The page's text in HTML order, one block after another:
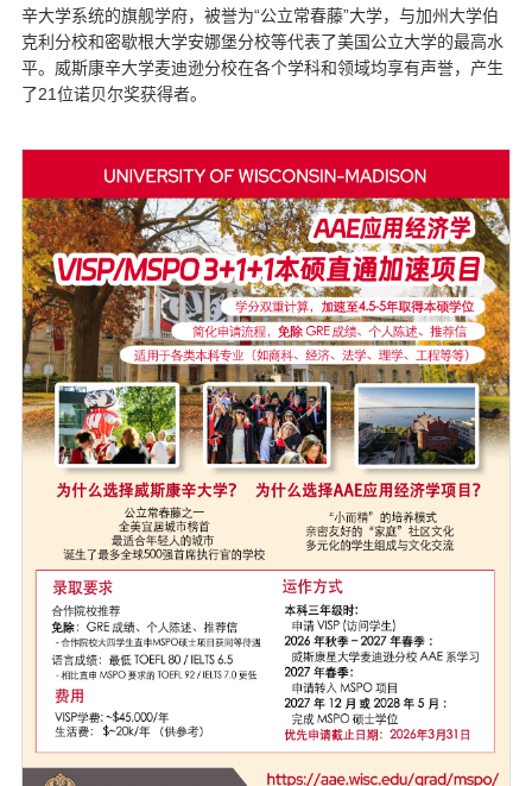
辛大学系统的旗舰学府，被誉为“公立常春藤”大学，与加州大学伯
克利分校和密歇根大学安娜堡分校等代表了美国公立大学的最高水
平。威斯康辛大学麦迪逊分校在各个学科和领域均享有声誉，产生
了21 位诺贝尔奖获得者。